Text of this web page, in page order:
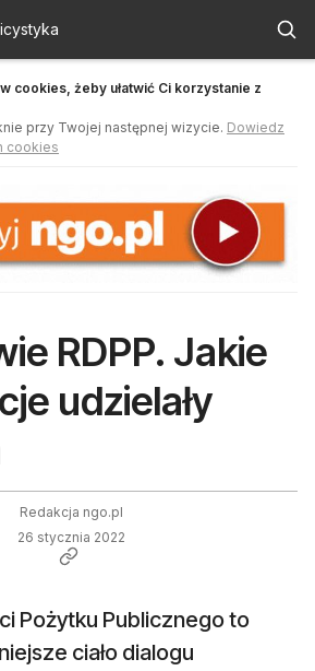
- ngo.pl
cookies, żeby ułatwić Ci korzystanie z
przy Twojej następnej wizycie. Dowiedz
cookies
RDPP. Jakie
udzielały
Redakcja ngo.pl
26 stycznia 2022
Pożytku Publicznego to
ciało dialogu